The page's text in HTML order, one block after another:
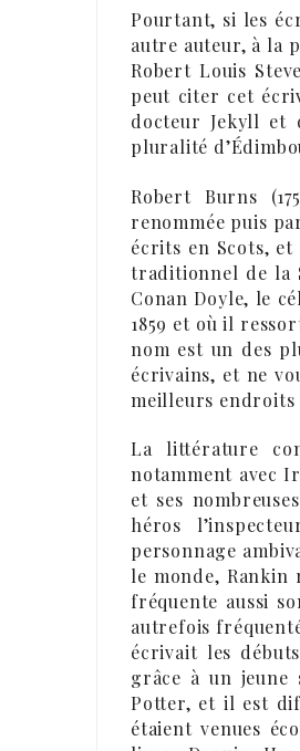
Pourtant, si les
autre auteur, à la
Robert Louis
peut citer cet
docteur Jekyll et
pluralité
Robert Burns
renommée puis
écrits en Scots,
traditionnel de la
Conan Doyle, le
1859 et où il
nom est un des
écrivains, et ne
meilleurs endroits
La littérature
notamment avec
et ses
héros
personnage
le monde, Rankin
fréquente aussi
autrefois
écrivait les
grâce à un jeune
Potter, et il est
étaient venues